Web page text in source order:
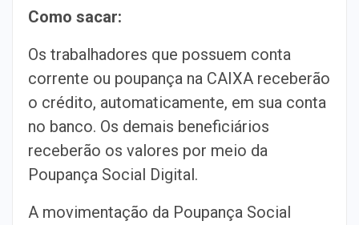
Como sacar:
Os trabalhadores que possuem conta
corrente ou poupança na CAIXA receberão
o crédito, automaticamente, em sua conta
no banco. Os demais beneficiários
receberão os valores por meio da
Poupança Social Digital.
A movimentação da Poupança Social